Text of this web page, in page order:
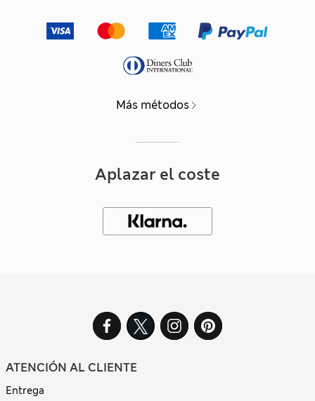
Más métodos
Aplazar el coste
ATENCIÓN AL CLIENTE
Entrega